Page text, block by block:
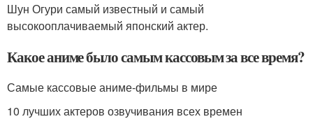
Шун Огури самый известный и самый
высокооплачиваемый японский актер.
Какое аниме было самым кассовым за все время?
Самые кассовые аниме-фильмы в мире
10 лучших актеров озвучивания всех времен